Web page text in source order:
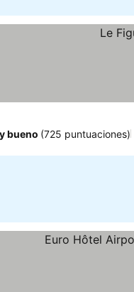
bueno (725 puntuaciones)